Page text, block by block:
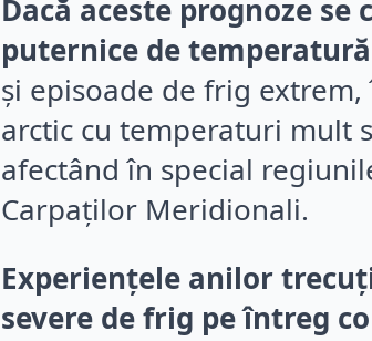
Dacă aceste prognoze
puternice de
și episoade de frig
arctic cu temperaturi mult
afectând în special
Carpaților Meridionali.
Experiențele anilor
severe de frig pe întreg